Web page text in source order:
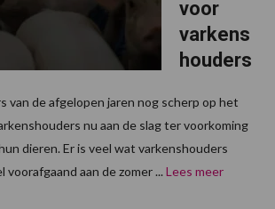
voor
varkens
houders
van de afgelopen jaren nog scherp op het
nu aan de slag ter voorkoming
dieren. Er is veel wat varkenshouders
voorafgaand aan de zomer ... Lees meer